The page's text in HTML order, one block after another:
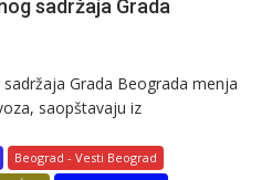
sadržaja Grada
Grada Beograda menja
saopštavaju iz
Beograd - Vesti Beograd